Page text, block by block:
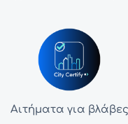
Αιτήματα για βλάβες